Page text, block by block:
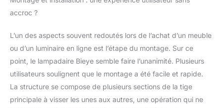
ambiance fabuleuse
parfaitement à votre
chevet, table de bout,
table basse, table de
travail et autres
meubles. INTEMPOREL
: Nous utilisons du
vitrail pour fabriquer
accroc ?
L’un des aspects souvent redoutés lors de l’achat d’un meuble
ou d’un luminaire en ligne est l’étape du montage. Sur ce
point, le lampadaire Bieye semble faire l’unanimité. Plusieurs
utilisateurs soulignent que le montage a été facile et rapide.
La structure se compose de plusieurs sections de la tige
principale à visser les unes aux autres, une opération qui ne